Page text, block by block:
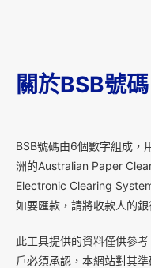
關於BSB號碼
BSB號碼由6個數字組成，
洲的Australian Paper
Electronic Clearing
如要匯款，請將收款人的
此工具提供的資料僅供參
戶必須承認，本網站對其